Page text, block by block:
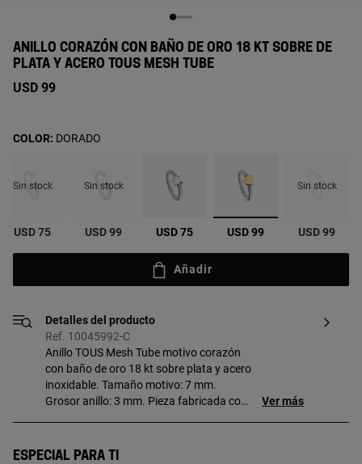
ANILLO CORAZÓN CON BAÑO DE ORO 18 KT SOBRE DE
PLATA Y ACERO TOUS MESH TUBE
USD 99
Sin stock
USD 75
Sin stock
USD 99 USD 75 seleccionado
USD 99
Sin stock
USD 99
COLOR: DORADO
Añadir
Detalles del producto
Ref. 10045992-C
Anillo TOUS Mesh Tube motivo corazón
con baño de oro 18 kt sobre plata y acero
inoxidable. Tamaño motivo: 7 mm.
Grosor anillo: 3 mm. Pieza fabricada con
calidad garantiza una mayor durabilidad
Ver más
Especial para ti